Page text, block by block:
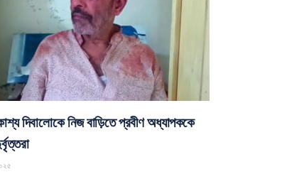
দিবালোকে নিজ বাড়িতে প্রবীণ অধ্যাপককে